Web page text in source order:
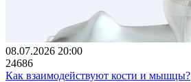
08.07.2026 20:00
24686
Как взаимодействуют кости и мышцы?